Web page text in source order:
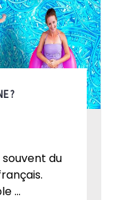
?
du
...